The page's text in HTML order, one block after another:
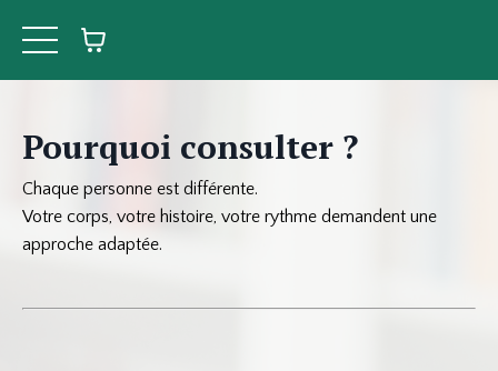
Pourquoi consulter ?
Chaque personne est différente.
Votre corps, votre histoire, votre rythme demandent une
approche adaptée.